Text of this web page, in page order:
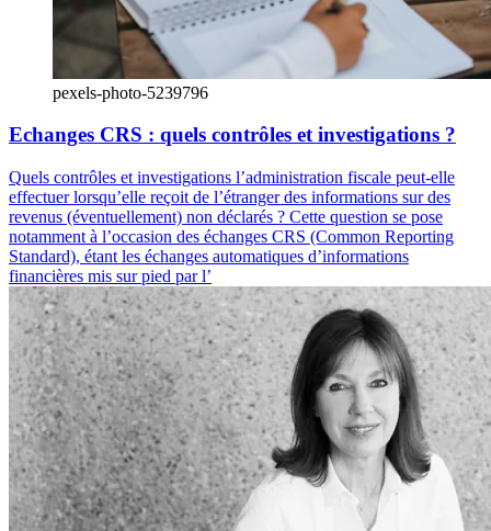
pexels-photo-5239796
Echanges CRS : quels contrôles et investigations ?
Quels contrôles et investigations l’administration fiscale peut-elle
effectuer lorsqu’elle reçoit de l’étranger des informations sur des
revenus (éventuellement) non déclarés ? Cette question se pose
notamment à l’occasion des échanges CRS (Common Reporting
Standard), étant les échanges automatiques d’informations
financières mis sur pied par l’